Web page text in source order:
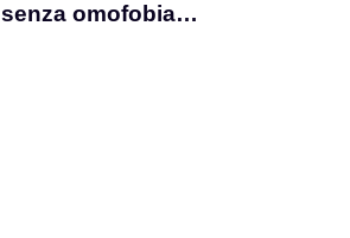
senza omofobia…